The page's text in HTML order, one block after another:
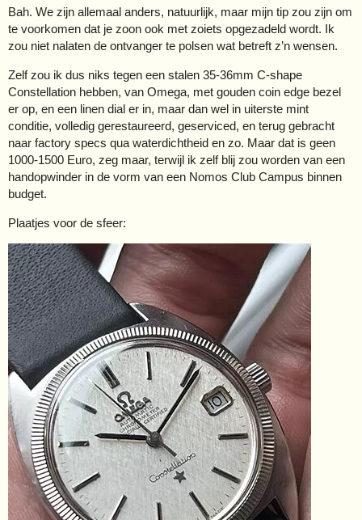
Bah. We zijn allemaal anders, natuurlijk, maar mijn tip zou zijn om
te voorkomen dat je zoon ook met zoiets opgezadeld wordt. Ik
zou niet nalaten de ontvanger te polsen wat betreft z’n wensen.
Zelf zou ik dus niks tegen een stalen 35-36mm C-shape
Constellation hebben, van Omega, met gouden coin edge bezel
er op, en een linen dial er in, maar dan wel in uiterste mint
conditie, volledig gerestaureerd, geserviced, en terug gebracht
naar factory specs qua waterdichtheid en zo. Maar dat is geen
1000-1500 Euro, zeg maar, terwijl ik zelf blij zou worden van een
handopwinder in de vorm van een Nomos Club Campus binnen
budget.
Plaatjes voor de sfeer: